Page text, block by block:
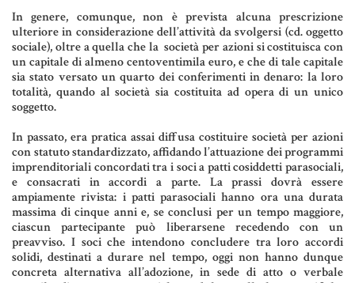
Fiscalità Speciale
DETRAZIONI 36-41-50 %
INDICI E TASSI
TARSU
TASSAZIONE ATTI IMMOBILIARI
In genere, comunque, non è prevista alcuna prescrizione
ulteriore in considerazione dell’attività da svolgersi (cd. oggetto
sociale), oltre a quella che la società per azioni si costituisca con
un capitale di almeno centoventimila euro, e che di tale capitale
sia stato versato un quarto dei conferimenti in denaro: la loro
totalità, quando al società sia costituita ad opera di un unico
soggetto.
In passato, era pratica assai diffusa costituire società per azioni
con statuto standardizzato, affidando l’attuazione dei programmi
imprenditoriali concordati tra i soci a patti cosiddetti parasociali,
e consacrati in accordi a parte. La prassi dovrà essere
ampiamente rivista: i patti parasociali hanno ora una durata
massima di cinque anni e, se conclusi per un tempo maggiore,
ciascun partecipante può liberarsene recedendo con un
preavviso. I soci che intendono concludere tra loro accordi
solidi, destinati a durare nel tempo, oggi non hanno dunque
concreta alternativa all’adozione, in sede di atto o verbale